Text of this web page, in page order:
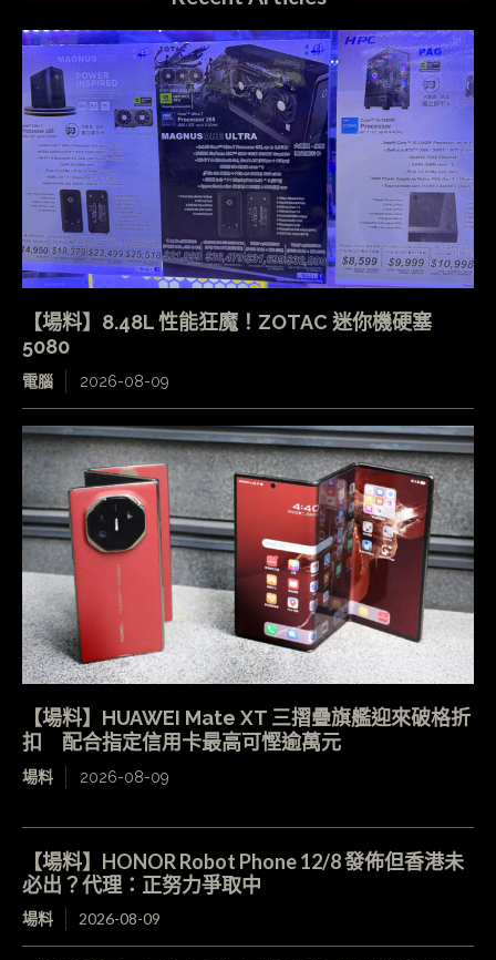
【場料】8.48L 性能狂魔！ZOTAC 迷你機硬塞
5080
電腦 2026-08-09
【場料】HUAWEI Mate XT 三摺疊旗艦迎來破格折
扣 配合指定信用卡最高可慳逾萬元
場料 2026-08-09
【場料】HONOR Robot Phone 12/8 發佈但香港未
必出？代理：正努力爭取中
場料 2026-08-09